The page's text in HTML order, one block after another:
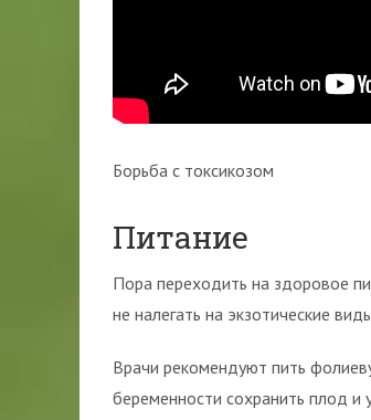
Борьба с токсикозом
Питание
Пора переходить на здоровое
не налегать на экзотические
Врачи рекомендуют пить
беременности сохранить плод и